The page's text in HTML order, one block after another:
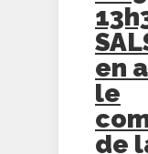
en
le
de